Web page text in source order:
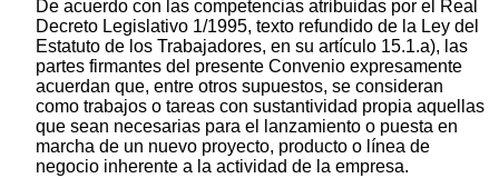
De acuerdo con las competencias atribuidas por el Real
Decreto Legislativo 1/1995, texto refundido de la Ley del
Estatuto de los Trabajadores, en su artículo 15.1.a), las
partes firmantes del presente Convenio expresamente
acuerdan que, entre otros supuestos, se consideran
como trabajos o tareas con sustantividad propia aquellas
que sean necesarias para el lanzamiento o puesta en
marcha de un nuevo proyecto, producto o línea de
negocio inherente a la actividad de la empresa.